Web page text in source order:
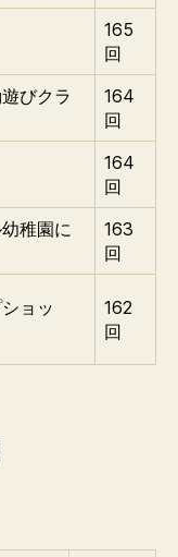
165
回
びクラ
164
回
164
回
稚園に
163
回
ョッ
162
回